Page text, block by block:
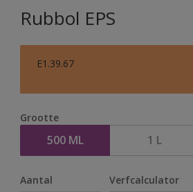
Rubbol EPS
E1.39.67
Grootte
500 ML 1 L
Aantal Verfcalculator